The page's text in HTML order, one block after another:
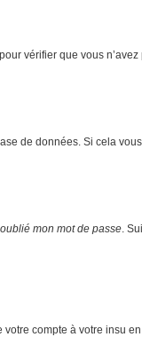
vérifier que vous
de données. Si cela
oublié mon mot de passe.
compte à votre insu